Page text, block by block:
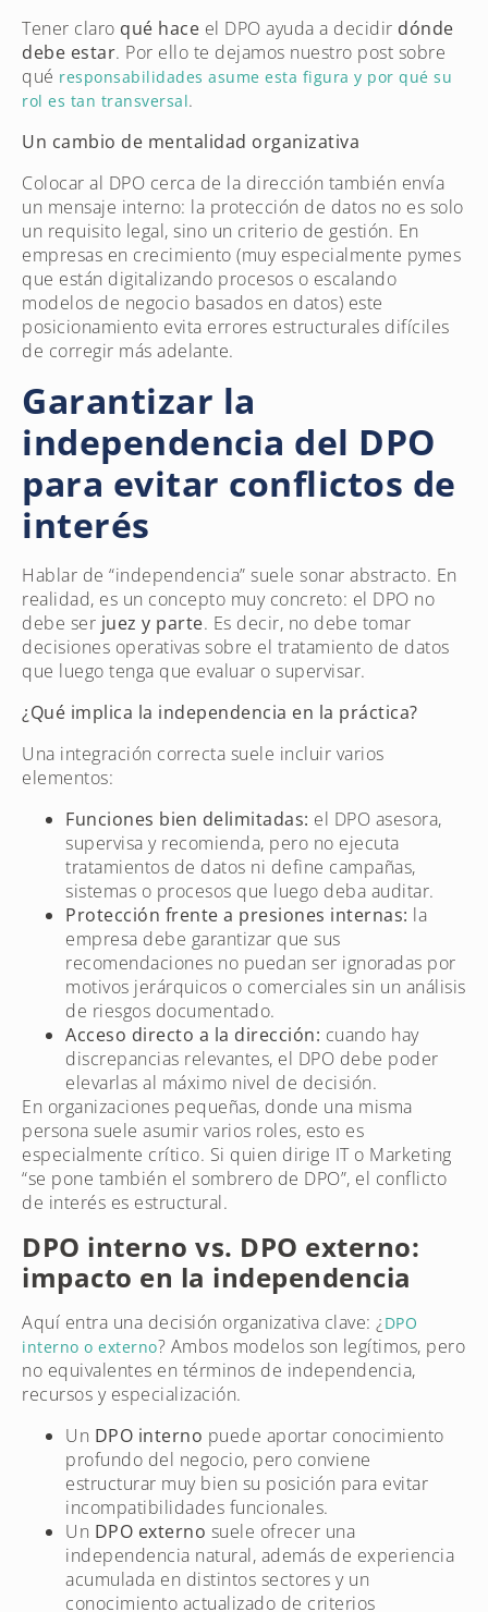
Tener claro qué hace el DPO ayuda a decidir dónde
debe estar. Por ello te dejamos nuestro post sobre
qué responsabilidades asume esta figura y por qué su
rol es tan transversal.
Un cambio de mentalidad organizativa
Colocar al DPO cerca de la dirección también envía
un mensaje interno: la protección de datos no es solo
un requisito legal, sino un criterio de gestión. En
empresas en crecimiento (muy especialmente pymes
que están digitalizando procesos o escalando
modelos de negocio basados en datos) este
posicionamiento evita errores estructurales difíciles
de corregir más adelante.
Garantizar la
independencia del DPO
para evitar conflictos de
interés
Hablar de “independencia” suele sonar abstracto. En
realidad, es un concepto muy concreto: el DPO no
debe ser juez y parte. Es decir, no debe tomar
decisiones operativas sobre el tratamiento de datos
que luego tenga que evaluar o supervisar.
¿Qué implica la independencia en la práctica?
Una integración correcta suele incluir varios
elementos:
Funciones bien delimitadas: el DPO asesora,
supervisa y recomienda, pero no ejecuta
tratamientos de datos ni define campañas,
sistemas o procesos que luego deba auditar.
Protección frente a presiones internas: la
empresa debe garantizar que sus
recomendaciones no puedan ser ignoradas por
motivos jerárquicos o comerciales sin un análisis
de riesgos documentado.
Acceso directo a la dirección: cuando hay
discrepancias relevantes, el DPO debe poder
elevarlas al máximo nivel de decisión.
En organizaciones pequeñas, donde una misma
persona suele asumir varios roles, esto es
especialmente crítico. Si quien dirige IT o Marketing
“se pone también el sombrero de DPO”, el conflicto
de interés es estructural.
DPO interno vs. DPO externo:
impacto en la independencia
Aquí entra una decisión organizativa clave: ¿ DPO
interno o externo? Ambos modelos son legítimos, pero
no equivalentes en términos de independencia,
recursos y especialización.
Un DPO interno puede aportar conocimiento
profundo del negocio, pero conviene
estructurar muy bien su posición para evitar
incompatibilidades funcionales.
Un DPO externo suele ofrecer una
independencia natural, además de experiencia
acumulada en distintos sectores y un
conocimiento actualizado de criterios